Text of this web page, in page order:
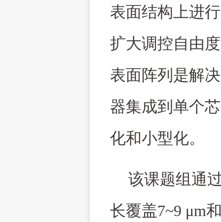
表面结构上进
扩大调控自由
表面阵列是解
器集成到单个
化和小型化。
该课题组通
长覆盖7~9 μm